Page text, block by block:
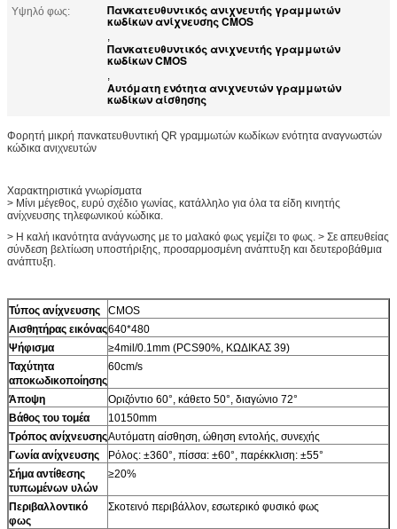
Υψηλό φως: Πανκατευθυντικός ανιχνευτής γραμμωτών
κωδίκων ανίχνευσης CMOS
,
Πανκατευθυντικός ανιχνευτής γραμμωτών
κωδίκων CMOS
,
Αυτόματη ενότητα ανιχνευτών γραμμωτών
κωδίκων αίσθησης
Φορητή μικρή πανκατευθυντική QR γραμμωτών κωδίκων ενότητα αναγνωστών
κώδικα ανιχνευτών
Χαρακτηριστικά γνωρίσματα
> Μίνι μέγεθος, ευρύ σχέδιο γωνίας, κατάλληλο για όλα τα είδη κινητής
ανίχνευσης τηλεφωνικού κώδικα.
> Η καλή ικανότητα ανάγνωσης με το μαλακό φως γεμίζει το φως. > Σε απευθείας
σύνδεση βελτίωση υποστήριξης, προσαρμοσμένη ανάπτυξη και δευτεροβάθμια
ανάπτυξη.
Τύπος ανίχνευσης
CMOS
Αισθητήρας εικόνας640*480
Ψήφισμα
≥4mil/0.1mm (PCS90%, ΚΩΔΙΚΑΣ 39)
Ταχύτητα
αποκωδικοποίησης
60cm/s
Άποψη
Οριζόντιο 60°, κάθετο 50°, διαγώνιο 72°
Βάθος του τομέα
10150mm
Τρόπος ανίχνευσηςΑυτόματη αίσθηση, ώθηση εντολής, συνεχής
Γωνία ανίχνευσης
Ρόλος: ±360°, πίσσα: ±60°, παρέκκλιση: ±55°
Σήμα αντίθεσης
τυπωμένων υλών
≥20%
Περιβαλλοντικό
φως
Σκοτεινό περιβάλλον, εσωτερικό φυσικό φως